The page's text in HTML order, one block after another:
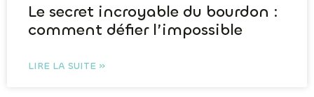
Le secret incroyable du bourdon :
comment défier l’impossible
LIRE LA SUITE »